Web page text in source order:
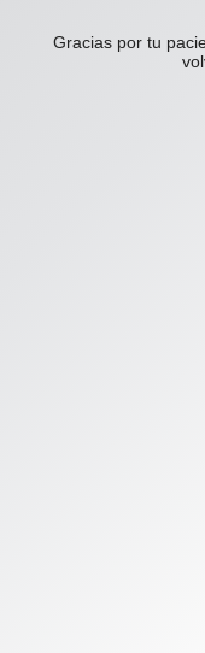
Gracias por tu